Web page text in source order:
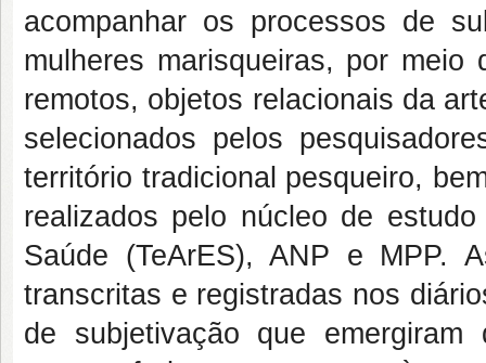
acompanhar os processos de
mulheres marisqueiras, por
remotos, objetos relacionais da
selecionados pelos
território tradicional pesqueiro,
realizados pelo núcleo de
Saúde (TeArES), ANP e MPP.
transcritas e registradas nos
de subjetivação que